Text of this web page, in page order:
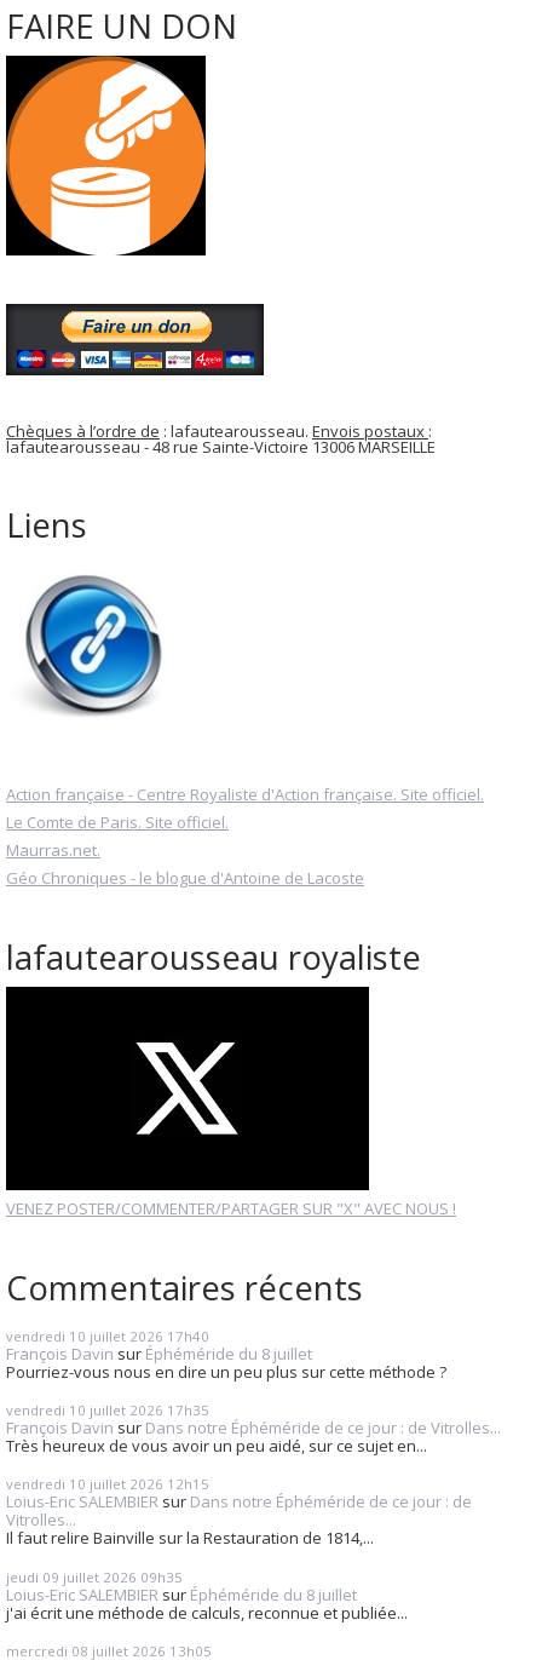
FAIRE UN DON
Chèques à l’ordre de : lafautearousseau. Envois postaux :
lafautearousseau - 48 rue Sainte-Victoire 13006 MARSEILLE
Liens
Action française - Centre Royaliste d'Action française. Site officiel.
Le Comte de Paris. Site officiel.
Maurras.net.
Géo Chroniques - le blogue d'Antoine de Lacoste
lafautearousseau royaliste
VENEZ POSTER/COMMENTER/PARTAGER SUR "X" AVEC NOUS !
Commentaires récents
vendredi 10 juillet 2026 17h40
François Davin sur Éphéméride du 8 juillet
Pourriez-vous nous en dire un peu plus sur cette méthode ?
vendredi 10 juillet 2026 17h35
François Davin sur Dans notre Éphéméride de ce jour : de Vitrolles...
Très heureux de vous avoir un peu aidé, sur ce sujet en...
vendredi 10 juillet 2026 12h15
Loius-Eric SALEMBIER sur Dans notre Éphéméride de ce jour : de
Vitrolles...
Il faut relire Bainville sur la Restauration de 1814,...
jeudi 09 juillet 2026 09h35
Loius-Eric SALEMBIER sur Éphéméride du 8 juillet
j'ai écrit une méthode de calculs, reconnue et publiée...
mercredi 08 juillet 2026 13h05